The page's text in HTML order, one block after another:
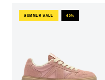
SUMMER SALE 60%
EU STØRRELSER
Uncover | Pink Gum